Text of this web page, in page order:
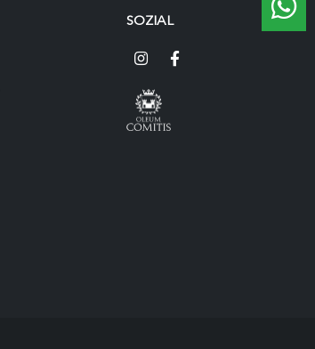
SOZIAL